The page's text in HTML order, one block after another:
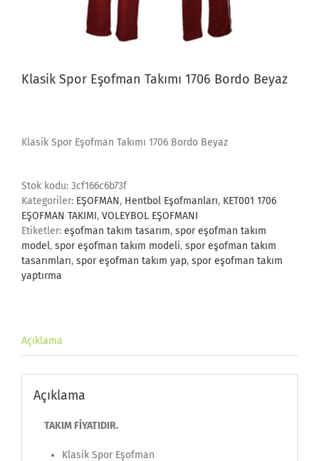
Klasik Spor Eşofman Takımı 1706 Bordo Beyaz
Klasik Spor Eşofman Takımı 1706 Bordo Beyaz
Stok kodu: 3cf166c6b73f
Kategoriler: EŞOFMAN, Hentbol Eşofmanları, KET001 1706
EŞOFMAN TAKIMI, VOLEYBOL EŞOFMANI
Etiketler: eşofman takım tasarım, spor eşofman takım
model, spor eşofman takım modeli, spor eşofman takım
tasarımları, spor eşofman takım yap, spor eşofman takım
yaptırma
Açıklama
Açıklama
TAKIM FİYATIDIR.
Klasik Spor Eşofman